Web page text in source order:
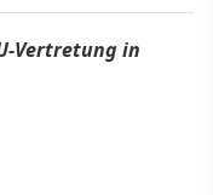
Vertretung in